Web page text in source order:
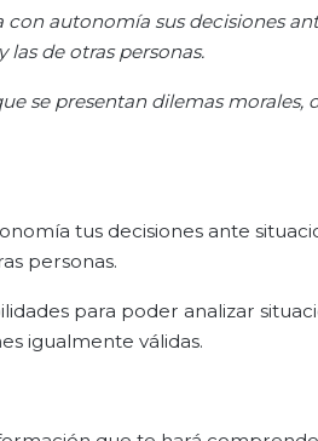
autonomía sus decisiones
de otras personas.
se presentan dilemas
tus decisiones ante
personas.
para poder analizar
igualmente válidas.